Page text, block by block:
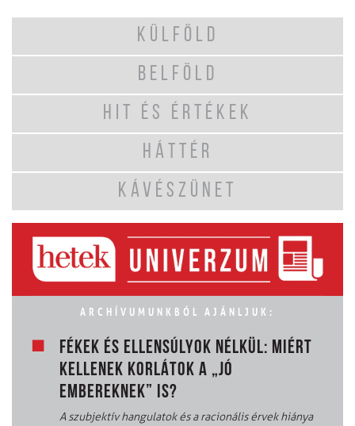
KÜLFÖLD
BELFÖLD
HIT ÉS ÉRTÉKEK
HÁTTÉR
KÁVÉSZÜNET
ARCHÍVUMUNKBÓL AJÁNLJUK:
FÉKEK ÉS ELLENSÚLYOK NÉLKÜL: MIÉRT
KELLENEK KORLÁTOK A „JÓ
EMBEREKNEK” IS?
A szubjektív hangulatok és a racionális érvek hiánya